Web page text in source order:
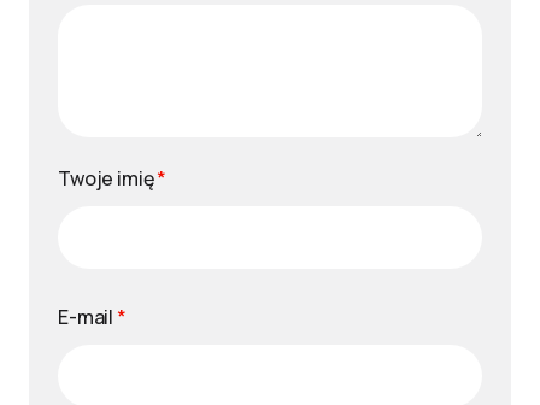
Twoje imię*
E-mail *